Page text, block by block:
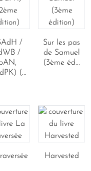
/
/
(...
Sur les pas
de Samuel
(3ème éd...
Harvested